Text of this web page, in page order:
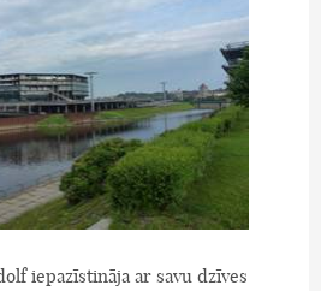
iepazīstināja ar savu dzīves